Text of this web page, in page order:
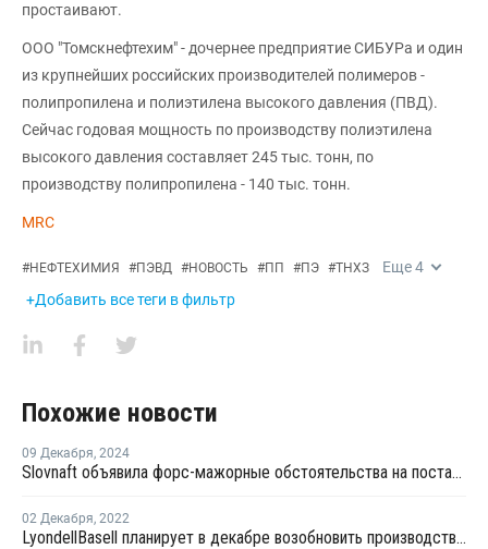
простаивают.
ООО "Томскнефтехим" - дочернее предприятие СИБУРа и один
из крупнейших российских производителей полимеров -
полипропилена и полиэтилена высокого давления (ПВД).
Сейчас годовая мощность по производству полиэтилена
высокого давления составляет 245 тыс. тонн, по
производству полипропилена - 140 тыс. тонн.
MRC
#НЕФТЕХИМИЯ #ПЭВД #НОВОСТЬ #ПП #ПЭ #ТНХЗ Еще4
+Добавить все теги в фильтр
Похожие новости
09 Декабря, 2024
Slovnaft объявила форс-мажорные обстоятельства на поставки ПП
02 Декабря, 2022
LyondellBasell планирует в декабре возобновить производство ПП в Карлингтоне